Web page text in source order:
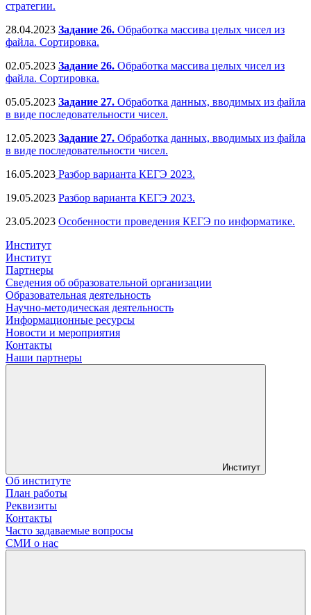
стратегии.
28.04.2023 Задание 26. Обработка массива целых чисел из
файла. Сортировка.
02.05.2023 Задание 26. Обработка массива целых чисел из
файла. Сортировка.
05.05.2023 Задание 27. Обработка данных, вводимых из файла
в виде последовательности чисел.
12.05.2023 Задание 27. Обработка данных, вводимых из файла
в виде последовательности чисел.
16.05.2023 Разбор варианта КЕГЭ 2023.
19.05.2023 Разбор варианта КЕГЭ 2023.
23.05.2023 Особенности проведения КЕГЭ по информатике.
Институт
Институт
Партнеры
Сведения об образовательной организации
Образовательная деятельность
Научно-методическая деятельность
Информационные ресурсы
Новости и мероприятия
Контакты
Наши партнеры
Институт
Об институте
План работы
Реквизиты
Контакты
Часто задаваемые вопросы
СМИ о нас